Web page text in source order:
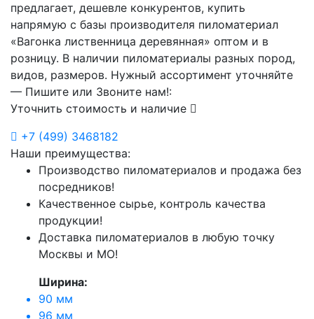
предлагает, дешевле конкурентов, купить
напрямую с базы производителя пиломатериал
«Вагонка лиственница деревянная» оптом и в
розницу. В наличии пиломатериалы разных пород,
видов, размеров. Нужный ассортимент уточняйте
— Пишите или Звоните нам!:
Уточнить стоимость и наличие
+7 (499) 3468182
Наши преимущества:
Производство пиломатериалов и продажа без
посредников!
Качественное сырье, контроль качества
продукции!
Доставка пиломатериалов в любую точку
Москвы и МО!
Ширина:
90 мм
96 мм